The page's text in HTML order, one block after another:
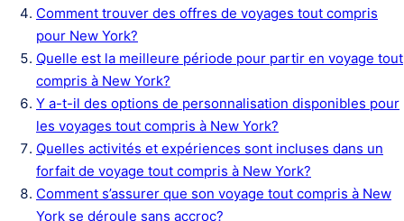
Comment trouver des offres de voyages tout compris
pour New York?
Quelle est la meilleure période pour partir en voyage tout
compris à New York?
Y a-t-il des options de personnalisation disponibles pour
les voyages tout compris à New York?
Quelles activités et expériences sont incluses dans un
forfait de voyage tout compris à New York?
Comment s’assurer que son voyage tout compris à New
York se déroule sans accroc?